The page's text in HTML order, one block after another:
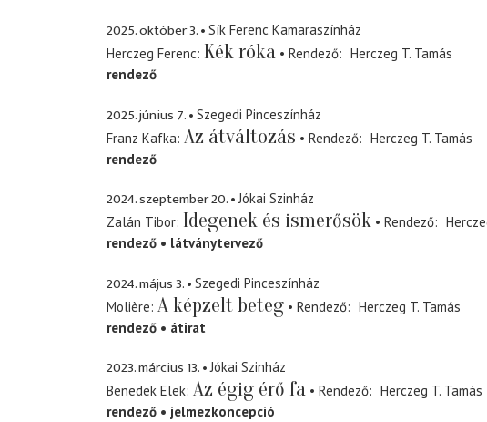
2025. október 3.
Sík Ferenc Kamaraszínház
Herczeg Ferenc Kék róka Rendező
Herczeg T. Tamás
rendező
2025. június 7.
Szegedi Pinceszínház
Franz Kafka Az átváltozás Rendező
Herczeg T. Tamás
rendező
2024. szeptember 20.
Jókai Szinház
Zalán Tibor Idegenek és ismerősök Rendező
rendező
látványtervező
2024. május 3.
Szegedi Pinceszínház
Molière A képzelt beteg Rendező
Herczeg T. Tamás
rendező
átirat
2023. március 13.
Jókai Szinház
Benedek Elek Az égig érő fa Rendező
Herczeg T. Tamás
rendező
jelmezkoncepció